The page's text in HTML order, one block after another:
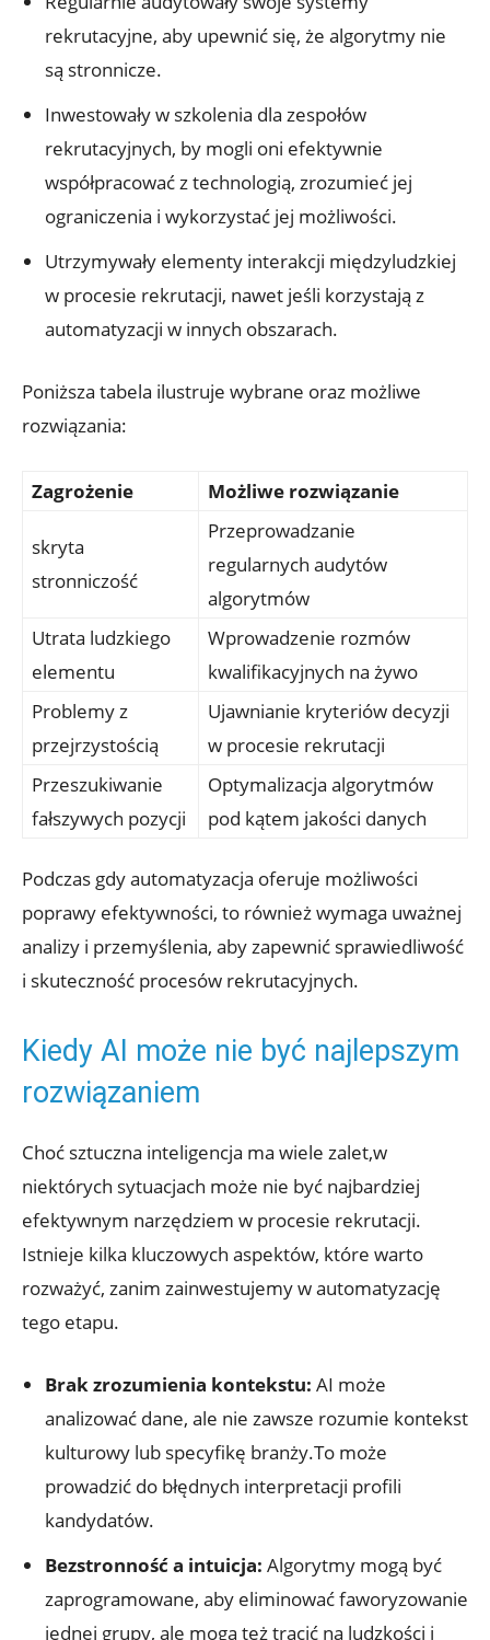
rekrutacyjne, aby upewnić się, że algorytmy nie
są stronnicze.
Inwestowały w szkolenia dla zespołów
rekrutacyjnych, by mogli oni efektywnie
współpracować z technologią, zrozumieć jej
ograniczenia i wykorzystać jej możliwości.
Utrzymywały elementy interakcji międzyludzkiej
w procesie rekrutacji, nawet jeśli korzystają z
automatyzacji w innych obszarach.
Poniższa tabela ilustruje wybrane oraz możliwe
rozwiązania:
Zagrożenie Możliwe rozwiązanie
skryta
stronniczość
Przeprowadzanie
regularnych audytów
algorytmów
Utrata ludzkiego
elementu
Wprowadzenie rozmów
kwalifikacyjnych na żywo
Problemy z
przejrzystością
Ujawnianie kryteriów decyzji
w procesie rekrutacji
Przeszukiwanie
fałszywych pozycji
Optymalizacja algorytmów
pod kątem jakości danych
Podczas gdy automatyzacja oferuje możliwości
poprawy efektywności, to również wymaga uważnej
analizy i przemyślenia, aby zapewnić sprawiedliwość
i skuteczność procesów rekrutacyjnych.
Kiedy AI może nie być najlepszym
rozwiązaniem
Choć sztuczna inteligencja ma wiele zalet,w
niektórych sytuacjach może nie być najbardziej
efektywnym narzędziem w procesie rekrutacji.
Istnieje kilka kluczowych aspektów, które warto
rozważyć, zanim zainwestujemy w automatyzację
tego etapu.
Brak zrozumienia kontekstu: AI może
analizować dane, ale nie zawsze rozumie kontekst
kulturowy lub specyfikę branży.To może
prowadzić do błędnych interpretacji profili
kandydatów.
Bezstronność a intuicja: Algorytmy mogą być
zaprogramowane, aby eliminować faworyzowanie
jednej grupy, ale mogą też tracić na ludzkości i